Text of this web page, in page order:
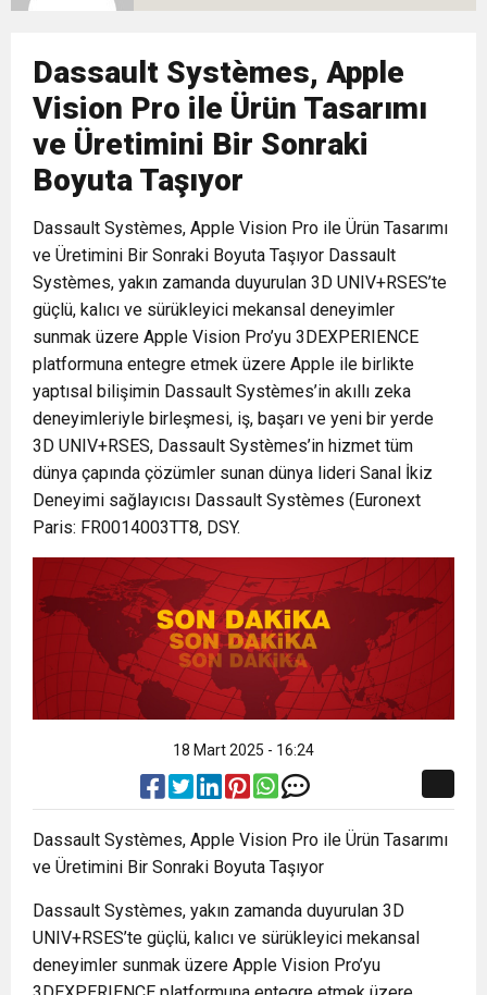
Gösterisi Yaptı
9:33 CHP’li 3 Genç Tutuklandı: Siyasi Saldırının
Hedefinde Mehmet Türkmen mi Var?
8:35 Anneler Günü’nde TAMEV ile İyilik ve Dayanışma
Buluşması
14:11 Buca’da Ruhsatı Tartışmalı İnşaat Meclis
Gündeminde: “Cumhurbaşkanı Kararnamesi
Bile Çiğnendi”
18:28 Eğitim Camiasının Yakından Tanıdığı İsim:
Abdulrezak Kaldan Torbalı Yolunda
Dassault Systèmes, Apple
Vision Pro ile Ürün Tasarımı
ve Üretimini Bir Sonraki
Boyuta Taşıyor
Dassault Systèmes, Apple Vision Pro ile Ürün Tasarımı
ve Üretimini Bir Sonraki Boyuta Taşıyor Dassault
Systèmes, yakın zamanda duyurulan 3D UNIV+RSES’te
güçlü, kalıcı ve sürükleyici mekansal deneyimler
sunmak üzere Apple Vision Pro’yu 3DEXPERIENCE
platformuna entegre etmek üzere Apple ile birlikte
yaptısal bilişimin Dassault Systèmes’in akıllı zeka
deneyimleriyle birleşmesi, iş, başarı ve yeni bir yerde
3D UNIV+RSES, Dassault Systèmes’in hizmet tüm
dünya çapında çözümler sunan dünya lideri Sanal İkiz
Deneyimi sağlayıcısı Dassault Systèmes (Euronext
Paris: FR0014003TT8, DSY.
18 Mart 2025 - 16:24
Dassault Systèmes, Apple Vision Pro ile Ürün Tasarımı
ve Üretimini Bir Sonraki Boyuta Taşıyor
Dassault Systèmes, yakın zamanda duyurulan 3D
UNIV+RSES’te güçlü, kalıcı ve sürükleyici mekansal
deneyimler sunmak üzere Apple Vision Pro’yu